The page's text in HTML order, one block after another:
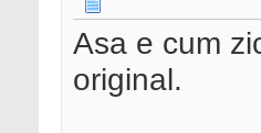
Asa e cum
original.